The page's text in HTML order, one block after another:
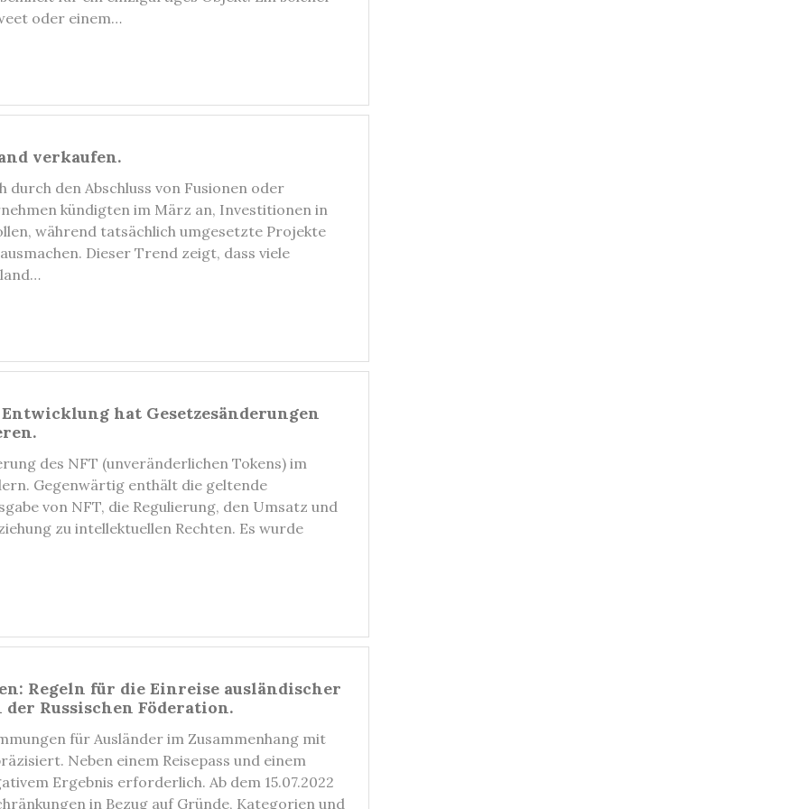
oder einem…
verkaufen.
durch den Abschluss von Fusionen oder
kündigten im März an, Investitionen in
während tatsächlich umgesetzte Projekte
Dieser Trend zeigt, dass viele
hat Gesetzesänderungen
des NFT (unveränderlichen Tokens) im
Gegenwärtig enthält die geltende
von NFT, die Regulierung, den Umsatz und
zu intellektuellen Rechten. Es wurde
Regeln für die Einreise ausländischer
Russischen Föderation.
für Ausländer im Zusammenhang mit
Neben einem Reisepass und einem
Ergebnis erforderlich. Ab dem 15.07.2022
in Bezug auf Gründe, Kategorien und